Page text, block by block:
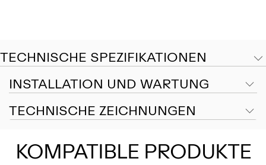
TECHNISCHE SPEZIFIKATIONEN
INSTALLATION UND WARTUNG
TECHNISCHE ZEICHNUNGEN
KOMPATIBLE PRODUKTE